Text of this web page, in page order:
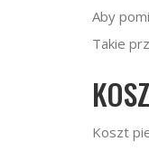
Aby
Takie
Koszt